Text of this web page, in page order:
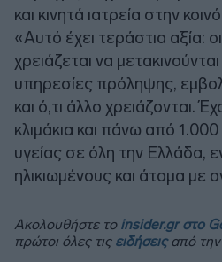
και κινητά ιατρεία στην
«Αυτό έχει τεράστια αξία:
χρειάζεται να
υπηρεσίες πρόληψης,
και ό,τι άλλο χρειάζονται.
κλιμάκια και πάνω από
υγείας σε όλη την Ελλάδα,
ηλικιωμένους και άτομα με
Ακολουθήστε το insider.gr στο
πρώτοι όλες τις ειδήσειςαπό την